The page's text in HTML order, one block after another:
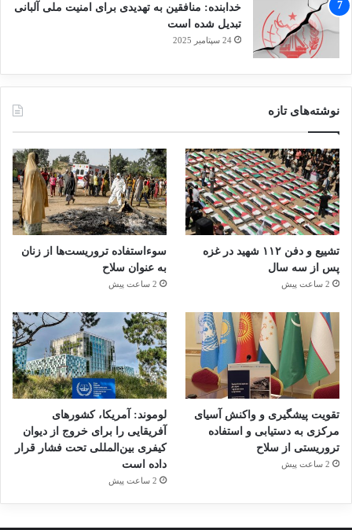
خدابنده: منافقین به تهدیدی برای امنیت ملی آلبانی
تبدیل شده است
24 سپتامبر 2025
نوشته‌های تازه
تشییع و دفن ۱۱۲ شهید در غزه
پس از سه سال
2 ساعت پیش
سوءاستفاده تروریست‌ها از زنان
به عنوان سلاح
2 ساعت پیش
تقویت پیشگیری و واکنش آسیای
مرکزی به دستیابی و استفاده
تروریستی از سلاح
2 ساعت پیش
لوموند: آمریکا، کشورهای
آفریقایی را برای خروج از دیوان
کیفری بین‌المللی تحت فشار قرار
داده است
2 ساعت پیش